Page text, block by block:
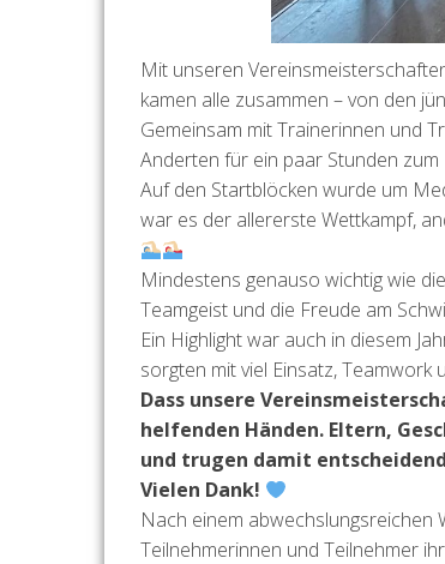
Mit unseren
kamen alle zusammen – von den
Gemeinsam mit Trainerinnen und
Anderten für ein paar Stunden
Auf den Startblöcken wurde um
war es der allererste Wettkampf,
Mindestens genauso wichtig wie
Teamgeist und die Freude am
Ein Highlight war auch in diesem
sorgten mit viel Einsatz,
Dass unsere
helfenden Händen. Eltern,
und trugen damit
Vielen Dank!
Nach einem abwechslungsreichen
Teilnehmerinnen und Teilnehmer